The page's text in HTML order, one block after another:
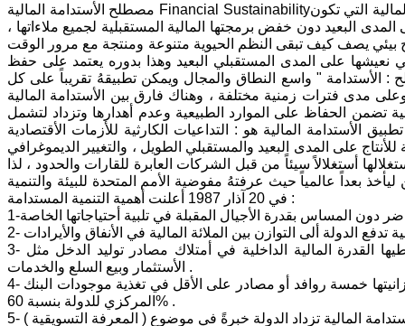
مصطلح الأستدامة المالية Financial Sustainabilityالتي تكون
البعيد دون خفض برمجتها المالية المستقبلية لجميع ملاءاتها ،
بيئي يصف كيف تبقى النظم الحيوية متنوعة ومنتجة مع مرور الوقت
نعيشها على المدى المستقبلي البعيد وهذا بدوره يعتمد على حفظ
: الأستدامة " واسع النطاق والمجال ويمكن تطبيقهُ تقريباً على كل
مدى فترات زمنية مختلفة ، وهناك فارق بين الأستدامة المالية
تضمن الحفاظ على الموارد الطبيعية وعدم أهدارها وتزداد لتشمل
الأستدامة المالية هو : التداعيات الكارثية للأزمات الأقتصادية
على المدى البعيد والمستقبلي الطويل ، والتغيير الديموغرافي
أستغلالاً سيئاً من قبل الشركات العابرة للقارات والحدود ، لذا
بعداً عالمياً حيث عرفتهُ مفوضية الأمم المتحدة للبيئة والتنمية
في 20 آذار 1987 أعلنت أهمية التنمية المستدامة :
3- والأستدامة المالية تعني أمتلاك الدولة القدرة المالية أي أمتلاكها الأدوات التي تعطيها القدرة المالية الداخلية في أمتلاك مصادر توليد الدخل مثل
الأستثمار وبيع السلع والخدمات .
4- وبالأستدامة المالية تصل الدولة ألى الحالة الصحية لأقتصاد الدولة بوجوب أمتلاك ميزانيتها خمسة روافد أو مصادر على الأقل في تغذية موجودات البنك
المركزي للدولة بنسبة 60% .